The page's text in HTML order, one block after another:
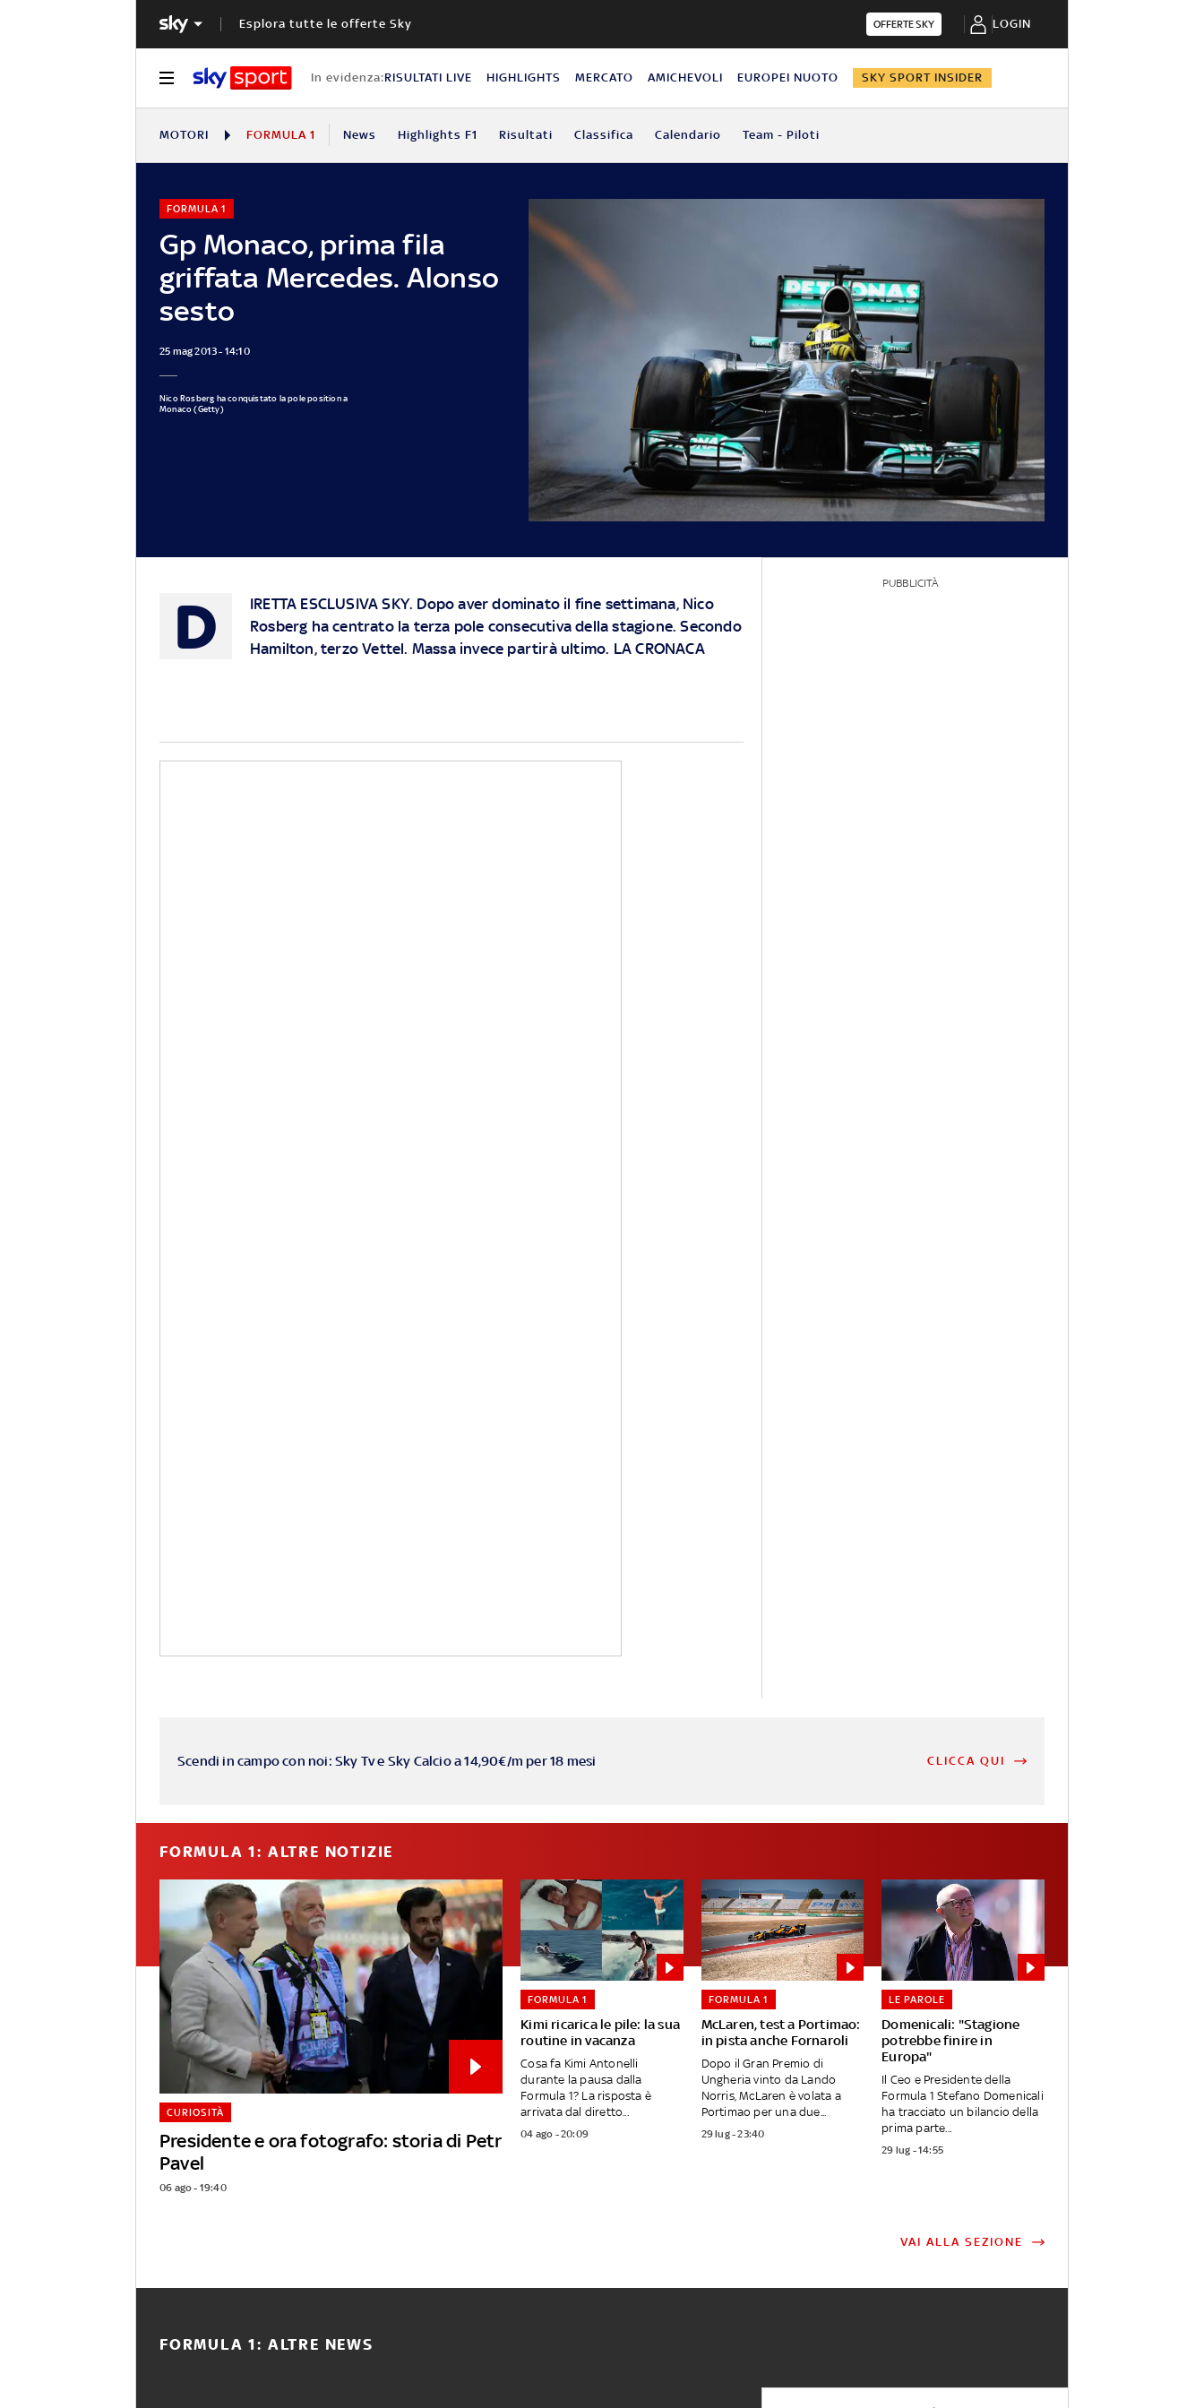
Esplora tutte le offerte Sky OFFERTE SKY LOGIN
In evidenza:RISULTATI LIVE HIGHLIGHTS MERCATO AMICHEVOLI EUROPEI NUOTO SKY SPORT INSIDER
MOTORI FORMULA 1 News Highlights F1 Risultati Classifica Calendario Team - Piloti
Gp Monaco, prima fila
griffata Mercedes. Alonso
sesto
FORMULA 1
25 mag 2013 - 14:10
Nico Rosberg ha conquistato la pole position a
Monaco (Getty)
D IRETTA ESCLUSIVA SKY. Dopo aver dominato il fine settimana, Nico
Rosberg ha centrato la terza pole consecutiva della stagione. Secondo
Hamilton, terzo Vettel. Massa invece partirà ultimo. LA CRONACA
PUBBLICITÀ
Scendi in campo con noi: Sky Tv e Sky Calcio a 14,90€/m per 18 mesi CLICCA QUI
FORMULA 1: ALTRE NOTIZIE
Presidente e ora fotografo: storia di Petr
Pavel
CURIOSITÀ
06 ago - 19:40
Kimi ricarica le pile: la sua
routine in vacanza
FORMULA 1
Cosa fa Kimi Antonelli
durante la pausa dalla
Formula 1? La risposta è
arrivata dal diretto...
04 ago - 20:09
McLaren, test a Portimao:
in pista anche Fornaroli
FORMULA 1
Dopo il Gran Premio di
Ungheria vinto da Lando
Norris, McLaren è volata a
Portimao per una due...
29 lug - 23:40
Domenicali: "Stagione
potrebbe finire in
Europa"
LE PAROLE
Il Ceo e Presidente della
Formula 1 Stefano Domenicali
ha tracciato un bilancio della
prima parte...
29 lug - 14:55
VAI ALLA SEZIONE
FORMULA 1: ALTRE NEWS